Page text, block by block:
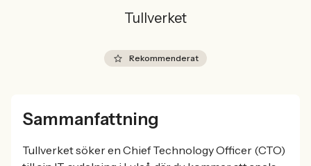
Tullverket
Rekommenderat
Sammanfattning
Tullverket söker en Chief Technology Officer (CTO)